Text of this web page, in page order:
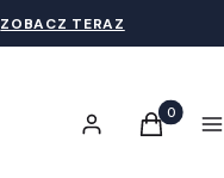
ZOBACZ TERAZ
Zaloguj sięProdukty
Koszyk